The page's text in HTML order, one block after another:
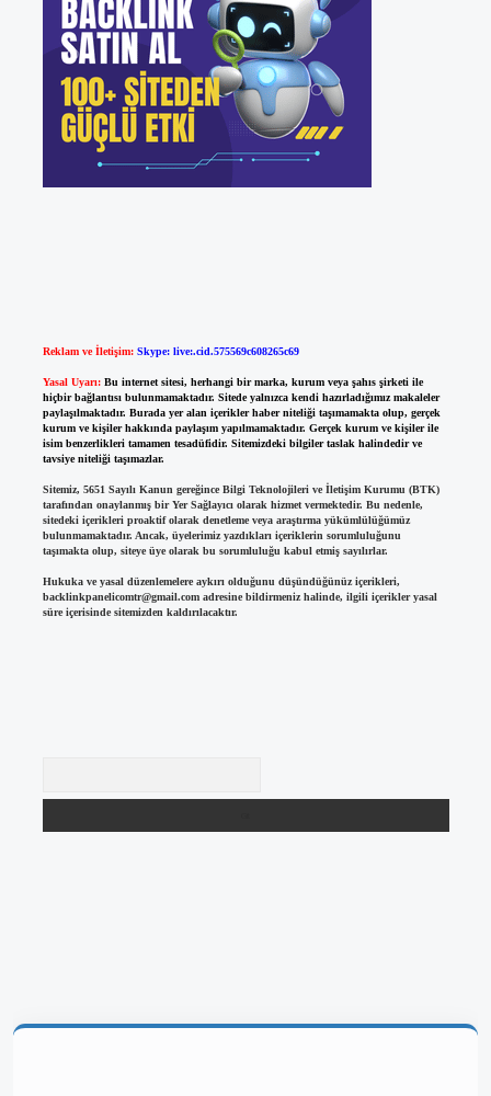
Reklam ve İletişim: Skype: live:.cid.575569c608265c69
Yasal Uyarı: Bu internet sitesi, herhangi bir marka, kurum veya şahıs şirketi ile
hiçbir bağlantısı bulunmamaktadır. Sitede yalnızca kendi hazırladığımız makaleler
paylaşılmaktadır. Burada yer alan içerikler haber niteliği taşımamakta olup, gerçek
kurum ve kişiler hakkında paylaşım yapılmamaktadır. Gerçek kurum ve kişiler ile
isim benzerlikleri tamamen tesadüfidir. Sitemizdeki bilgiler taslak halindedir ve
tavsiye niteliği taşımazlar.
Sitemiz, 5651 Sayılı Kanun gereğince Bilgi Teknolojileri ve İletişim Kurumu (BTK)
tarafından onaylanmış bir Yer Sağlayıcı olarak hizmet vermektedir. Bu nedenle,
sitedeki içerikleri proaktif olarak denetleme veya araştırma yükümlülüğümüz
bulunmamaktadır. Ancak, üyelerimiz yazdıkları içeriklerin sorumluluğunu
taşımakta olup, siteye üye olarak bu sorumluluğu kabul etmiş sayılırlar.
Hukuka ve yasal düzenlemelere aykırı olduğunu düşündüğünüz içerikleri,
backlinkpanelicomtr@gmail.comadresine bildirmeniz halinde, ilgili içerikler yasal
süre içerisinde sitemizden kaldırılacaktır.